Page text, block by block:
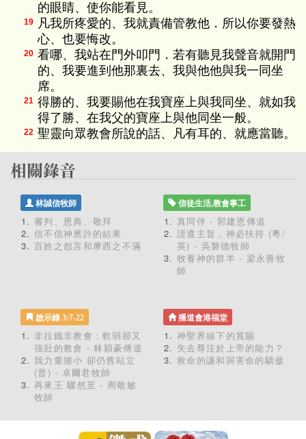
的眼睛、使你能看見。
19 凡我所疼愛的、我就責備管教他．所以你要發熱
心、也要悔改。
20 看哪、我站在門外叩門．若有聽見我聲音就開門
的、我要進到他那裏去、我與他他與我一同坐
席。
21 得勝的、我要賜他在我寶座上與我同坐、就如我
得了勝、在我父的寶座上與他同坐一般。
22 聖靈向眾教會所說的話、凡有耳的、就應當聽。
林誠信牧師
審判、恩典、敬拜
信不信神應許的結果
百姓之怨言和摩西之不滿
信徒生活,教會事工
真同伴 - 郭建恩傳道
謹遵主旨，神必扶持 (粵/
英) - 吳磐德牧師
牧養神的群羊 - 梁永善牧
師
啟示錄 3:7-22
非拉鐵非教會：軟弱卻又
強壯的教會 - 林穎豪傳道
我力量雖小 卻仍舊站立
(普) - 卓爾君牧師
再來王 驟然至 - 周敬敏
牧師
播道會港福堂
神聖界線下的賞賜
失去尊注於上帝的能力？
救命的謙和與害命的驕傲